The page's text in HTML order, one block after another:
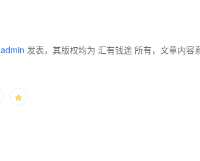
admin 发表，其版权均为 汇有钱途 所有，文章内